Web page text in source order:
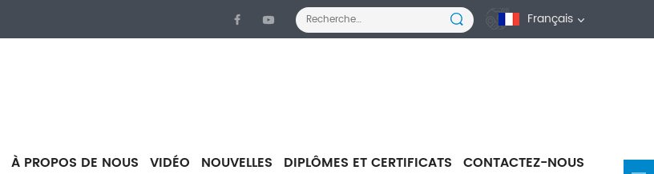
Français
À PROPOS DE NOUS VIDÉO NOUVELLES DIPLÔMES ET CERTIFICATS CONTACTEZ-NOUS